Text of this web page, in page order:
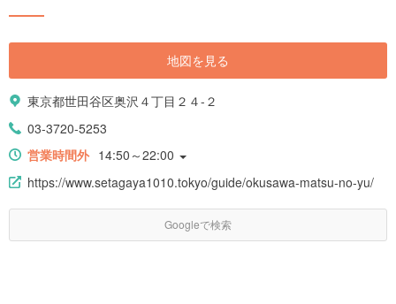
地図を見る
東京都世田谷区奥沢４丁目２４-２
03-3720-5253
営業時間外 14:50～22:00
https://www.setagaya1010.tokyo/guide/okusawa-matsu-no-yu/
Googleで検索